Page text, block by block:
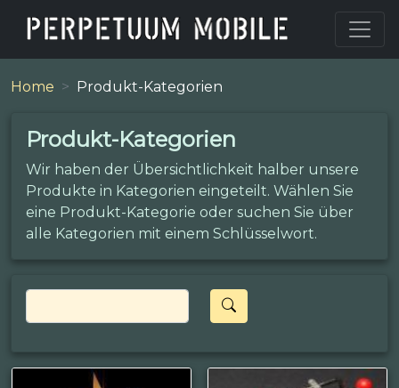
Home Produkt-Kategorien
Produkt-Kategorien
Wir haben der Übersichtlichkeit halber unsere
Produkte in Kategorien eingeteilt. Wählen Sie
eine Produkt-Kategorie oder suchen Sie über
alle Kategorien mit einem Schlüsselwort.